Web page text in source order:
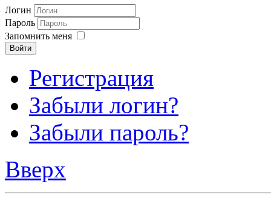
Логин
Пароль
Запомнить меня
Войти
Регистрация
Забыли логин?
Забыли пароль?
Вверх